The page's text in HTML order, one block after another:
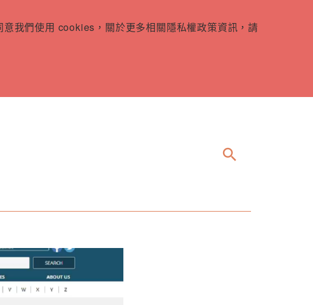
我們使用 cookies，關於更多相關隱私權政策資訊，請
search